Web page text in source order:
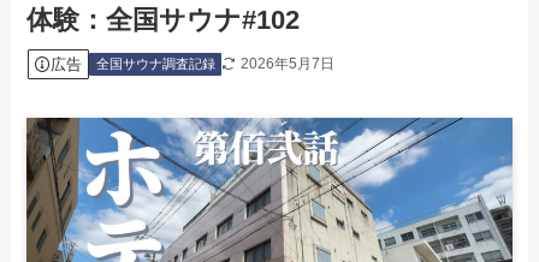
体験：全国サウナ#102
広告 全国サウナ調査記録 2026年5月7日